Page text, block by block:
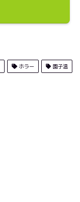
ホラー 園子温